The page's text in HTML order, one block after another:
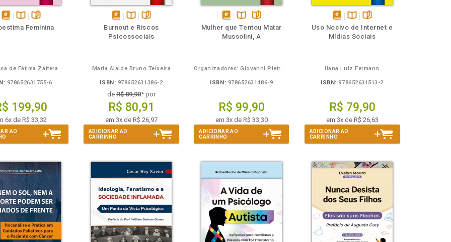
disponívelDisponível
páginas
Feminina
de Fátima Záttera
978652631755-6
199,90
6x de R$ 33,32
AO
disponível
em
Disponível
na
páginas
Burnout e Riscos
Psicossociais
Maria Alaide Bruno Teixeira
ISBN: 978652631386-2
de R$ 89,90* por
R$ 80,91
em 3x de R$ 26,97
ADICIONAR AO
CARRINHO
disponível
em
Disponível
na
páginas
Mulher que Tentou Matar
Mussolini, A
Organizadores: Giovanni Pietro Lombardo, Carolini Cássia Cunha
ISBN: 978652631486-9
R$ 99,90
em 3x de R$ 33,30
ADICIONAR AO
CARRINHO
disponível
em
Também
Disponível
na
Folheie
páginas
Uso Nocivo de Internet e
Mídias Sociais
Ilana Luiz Fermann
ISBN: 978652631513-2
R$ 79,90
em 3x de R$ 26,63
ADICIONAR AO
CARRINHO